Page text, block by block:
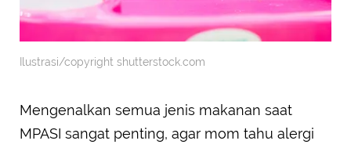
Ilustrasi/copyright shutterstock.com
Mengenalkan semua jenis makanan saat
MPASI sangat penting, agar mom tahu alergi